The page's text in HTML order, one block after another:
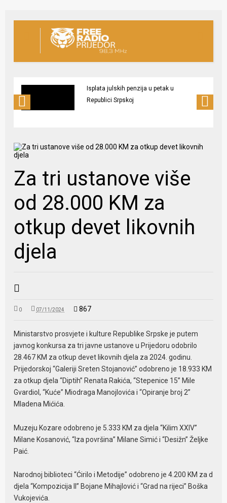
Isplata julskih penzija u petak u
Republici Srpskoj
Za tri ustanove više
od 28.000 KM za
otkup devet likovnih
djela
0 07/11/2024 867
Ministarstvo prosvjete i kulture Republike Srpske je putem
javnog konkursa za tri javne ustanove u Prijedoru odobrilo
28.467 KM za otkup devet likovnih djela za 2024. godinu.
Prijedorskoj “Galeriji Sreten Stojanović” odobreno je 18.933 KM
za otkup djela “Diptih” Renata Rakića, “Stepenice 15” Mile
Gvardiol, “Kuće” Miodraga Manojlovića i “Opiranje broj 2”
Mladena Mićića.
Muzeju Kozare odobreno je 5.333 KM za djela “Kilim XXIV”
Milane Kosanović, “Iza površina” Milane Simić i “Desižn” Željke
Paić.
Narodnoj biblioteci “Ćirilo i Metodije” odobreno je 4.200 KM za d
djela “Kompozicija II” Bojane Mihajlović i “Grad na rijeci” Boška
Vukojevića.